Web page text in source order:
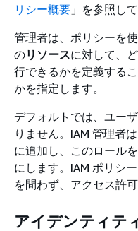
リシー概要 」を参照し
管理者は、ポリシーを
のリソースに対して、
行できるかを定義する
かを指定します。
デフォルトでは、ユー
りません。IAM 管理者
に追加し、このロール
にします。IAM ポリシ
を問わず、アクセス許
アイデンティテ